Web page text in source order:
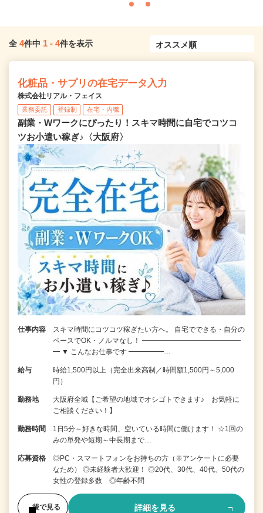
全 4件中 1 - 4件を表示
化粧品・サプリの在宅データ入力
株式会社リアル・フェイス
業務委託 登録制 在宅・内職
副業・Wワークにぴったり！スキマ時間に自宅でコツコ
ツお小遣い稼ぎ♪〈大阪府〉
仕事内容
スキマ時間にコツコツ稼ぎたい方へ。 自宅でできる・自分の
ペースでOK・ノルマなし！ ━━━━━━━━━━━━━━
━ ▼ こんなお仕事です ━━━━━…
給与
時給1,500円以上（完全出来高制／時間額1,500円～5,000
円）
勤務地
大阪府全域【ご希望の地域でオシゴトできます♪ お気軽に
ご相談ください！】
勤務時間
1日5分～好きな時間、空いている時間に働けます！ ☆1回の
みの単発や短期～中長期まで…
応募資格
◎PC・スマートフォンをお持ちの方（※アンケートに必要
なため） ◎未経験者大歓迎！ ◎20代、30代、40代、50代の
女性の登録多数 ◎年齢不問
後で見る 詳細を見る